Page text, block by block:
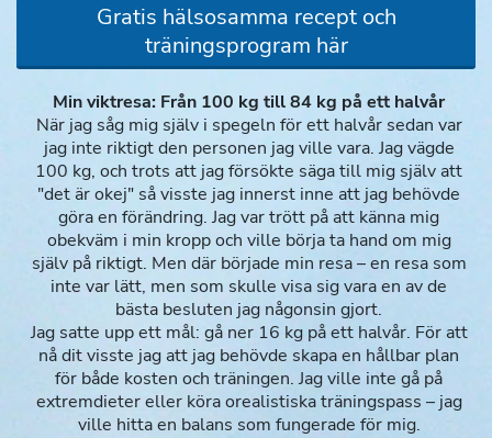
Gratis hälsosamma recept och
träningsprogram här
Min viktresa: Från 100 kg till 84 kg på ett halvår
När jag såg mig själv i spegeln för ett halvår sedan var
jag inte riktigt den personen jag ville vara. Jag vägde
100 kg, och trots att jag försökte säga till mig själv att
"det är okej" så visste jag innerst inne att jag behövde
göra en förändring. Jag var trött på att känna mig
obekväm i min kropp och ville börja ta hand om mig
själv på riktigt. Men där började min resa – en resa som
inte var lätt, men som skulle visa sig vara en av de
bästa besluten jag någonsin gjort.
Jag satte upp ett mål: gå ner 16 kg på ett halvår. För att
nå dit visste jag att jag behövde skapa en hållbar plan
för både kosten och träningen. Jag ville inte gå på
extremdieter eller köra orealistiska träningspass – jag
ville hitta en balans som fungerade för mig.